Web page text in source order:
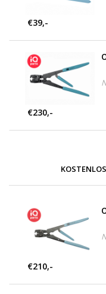
€39,-
€230,-
€210,-